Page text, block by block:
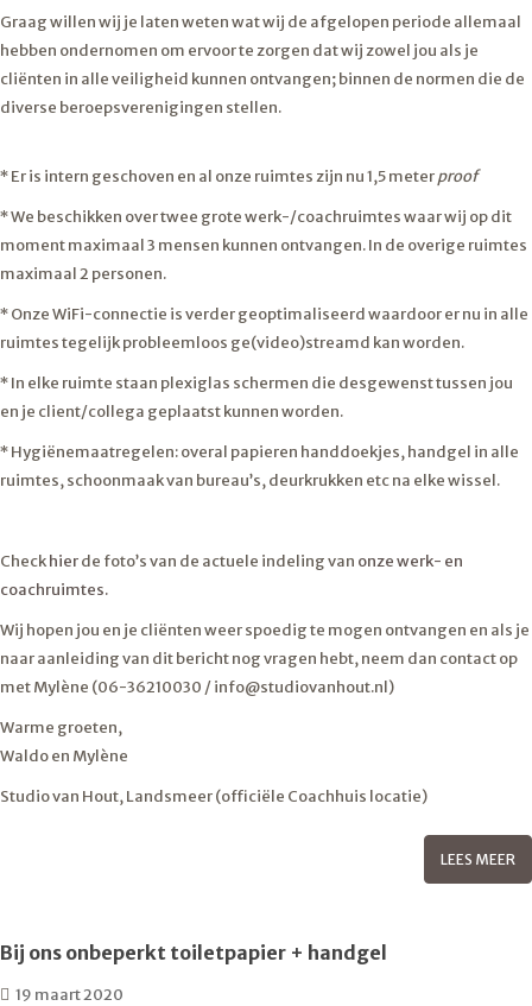
Graag willen wij je laten weten wat wij de afgelopen periode allemaal
hebben ondernomen om ervoor te zorgen dat wij zowel jou als je
cliënten in alle veiligheid kunnen ontvangen; binnen de normen die de
diverse beroepsverenigingen stellen.
* Er is intern geschoven en al onze ruimtes zijn nu 1,5 meterproof
* We beschikken over twee grote werk-/coachruimtes waar wij op dit
moment maximaal 3 mensen kunnen ontvangen. In de overige ruimtes
maximaal 2 personen.
* Onze WiFi-connectie is verder geoptimaliseerd waardoor er nu in alle
ruimtes tegelijk probleemloos ge(video)streamd kan worden.
* In elke ruimte staan plexiglas schermen die desgewenst tussen jou
en je client/collega geplaatst kunnen worden.
* Hygiënemaatregelen: overal papieren handdoekjes, handgel in alle
ruimtes, schoonmaak van bureau’s, deurkrukken etc na elke wissel.
Checkhierde foto’s van de actuele indeling van onze werk- en
coachruimtes.
Wij hopen jou en je cliënten weer spoedig te mogen ontvangen en als je
naar aanleiding van dit bericht nog vragen hebt, neem dan contact op
met Mylène (06-36210030 / info@studiovanhout.nl)
Warme groeten,
Waldo en Mylène
Studio van Hout, Landsmeer (officiële Coachhuis locatie)
LEES MEER
Bij ons onbeperkt toiletpapier + handgel
19 maart 2020